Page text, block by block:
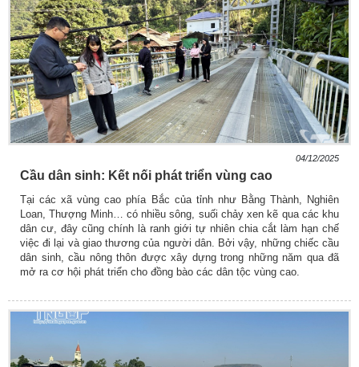
04/12/2025
Cầu dân sinh: Kết nối phát triển vùng cao
Tại các xã vùng cao phía Bắc của tỉnh như Bằng Thành, Nghiên
Loan, Thượng Minh… có nhiều sông, suối chảy xen kẽ qua các khu
dân cư, đây cũng chính là ranh giới tự nhiên chia cắt làm hạn chế
việc đi lại và giao thương của người dân. Bởi vậy, những chiếc cầu
dân sinh, cầu nông thôn được xây dựng trong những năm qua đã
mở ra cơ hội phát triển cho đồng bào các dân tộc vùng cao.